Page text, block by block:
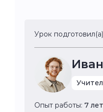
Урок подготовил(а)
Опыт работы: 7 лет